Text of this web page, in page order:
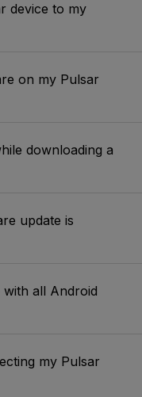
device to my
on my Pulsar
downloading a
update is
with all Android
my Pulsar